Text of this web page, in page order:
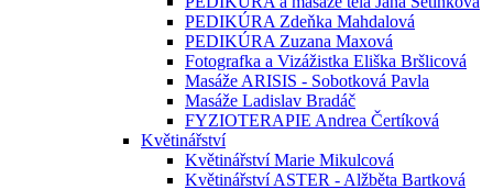
PEDIKÚRA Zdeňka Mahdalová
PEDIKÚRA Zuzana Maxová
Fotografka a Vizážistka Eliška Bršlicová
Masáže ARISIS - Sobotková Pavla
Masáže Ladislav Bradáč
FYZIOTERAPIE Andrea Čertíková
Květinářství
Květinářství Marie Mikulcová
Květinářství ASTER - Alžběta Bartková